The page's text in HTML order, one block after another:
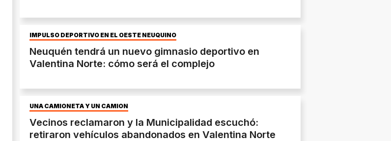
IMPULSO DEPORTIVO EN EL OESTE NEUQUINO
Neuquén tendrá un nuevo gimnasio deportivo en
Valentina Norte: cómo será el complejo
UNA CAMIONETA Y UN CAMIÓN
Vecinos reclamaron y la Municipalidad escuchó:
retiraron vehículos abandonados en Valentina Norte